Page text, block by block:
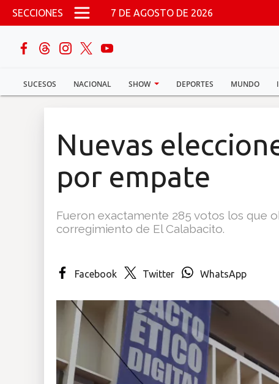
Pasar al contenido principal
SECCIONES 7 DE AGOSTO DE 2026
SUCESOS NACIONAL SHOW DEPORTES MUNDO
buscar
Sucesos
Nuevas
por empate
Fueron exactamente 285 votos los que
corregimiento de El Calabacito.
Facebook Twitter WhatsApp